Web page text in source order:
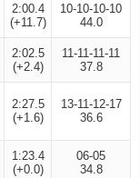
2:00.4
(+11.7)
10-10-10-10
44.0
2:02.5
(+2.4)
11-11-11-11
37.8
2:27.5
(+1.6)
13-11-12-17
36.6
1:23.4
(+0.0)
06-05
34.8